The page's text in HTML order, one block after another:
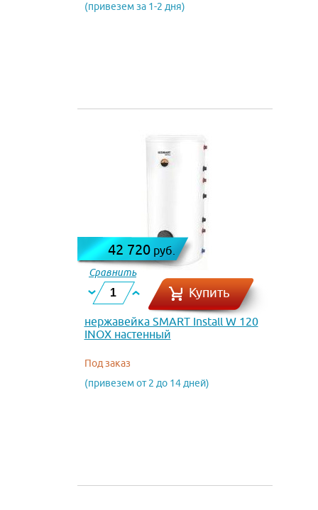
(привезем за 1-2 дня)
42 720руб.
Сравнить
Купить
нержавейка SMART Install W 120
INOX настенный
Под заказ
(привезем от 2 до 14 дней)